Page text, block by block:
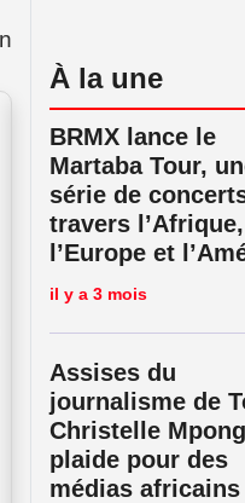
À la une
BRMX lance le
Martaba Tour,
série de
travers l’Afrique,
l’Europe et
il y a 3 mois
Assises du
journalisme de
Christelle
plaide pour des
médias